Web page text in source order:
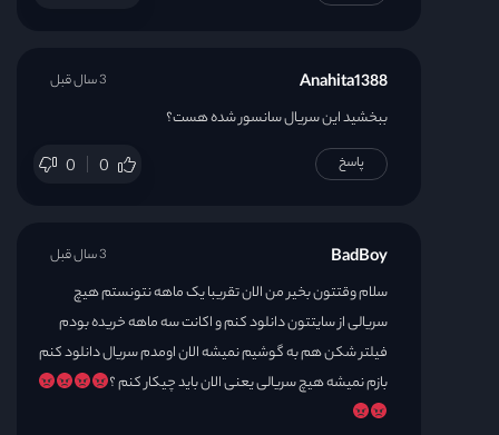
Anahita1388
ببخشید این سریال سانسور شده هست؟
0 0
3 سال قبل
پاسخ
BadBoy
سلام وقتتون بخیر من الان تقریبا یک ماهه نتونستم هیچ
سریالی از سایتتون دانلود کنم و اکانت سه ماهه خریده بودم
فیلتر شکن هم به گوشیم نمیشه الان اومدم سریال دانلود کنم
بازم نمیشه هیچ سریالی یعنی الان باید چیکار کنم ؟
3 سال قبل